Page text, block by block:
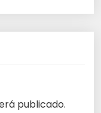
publicado.